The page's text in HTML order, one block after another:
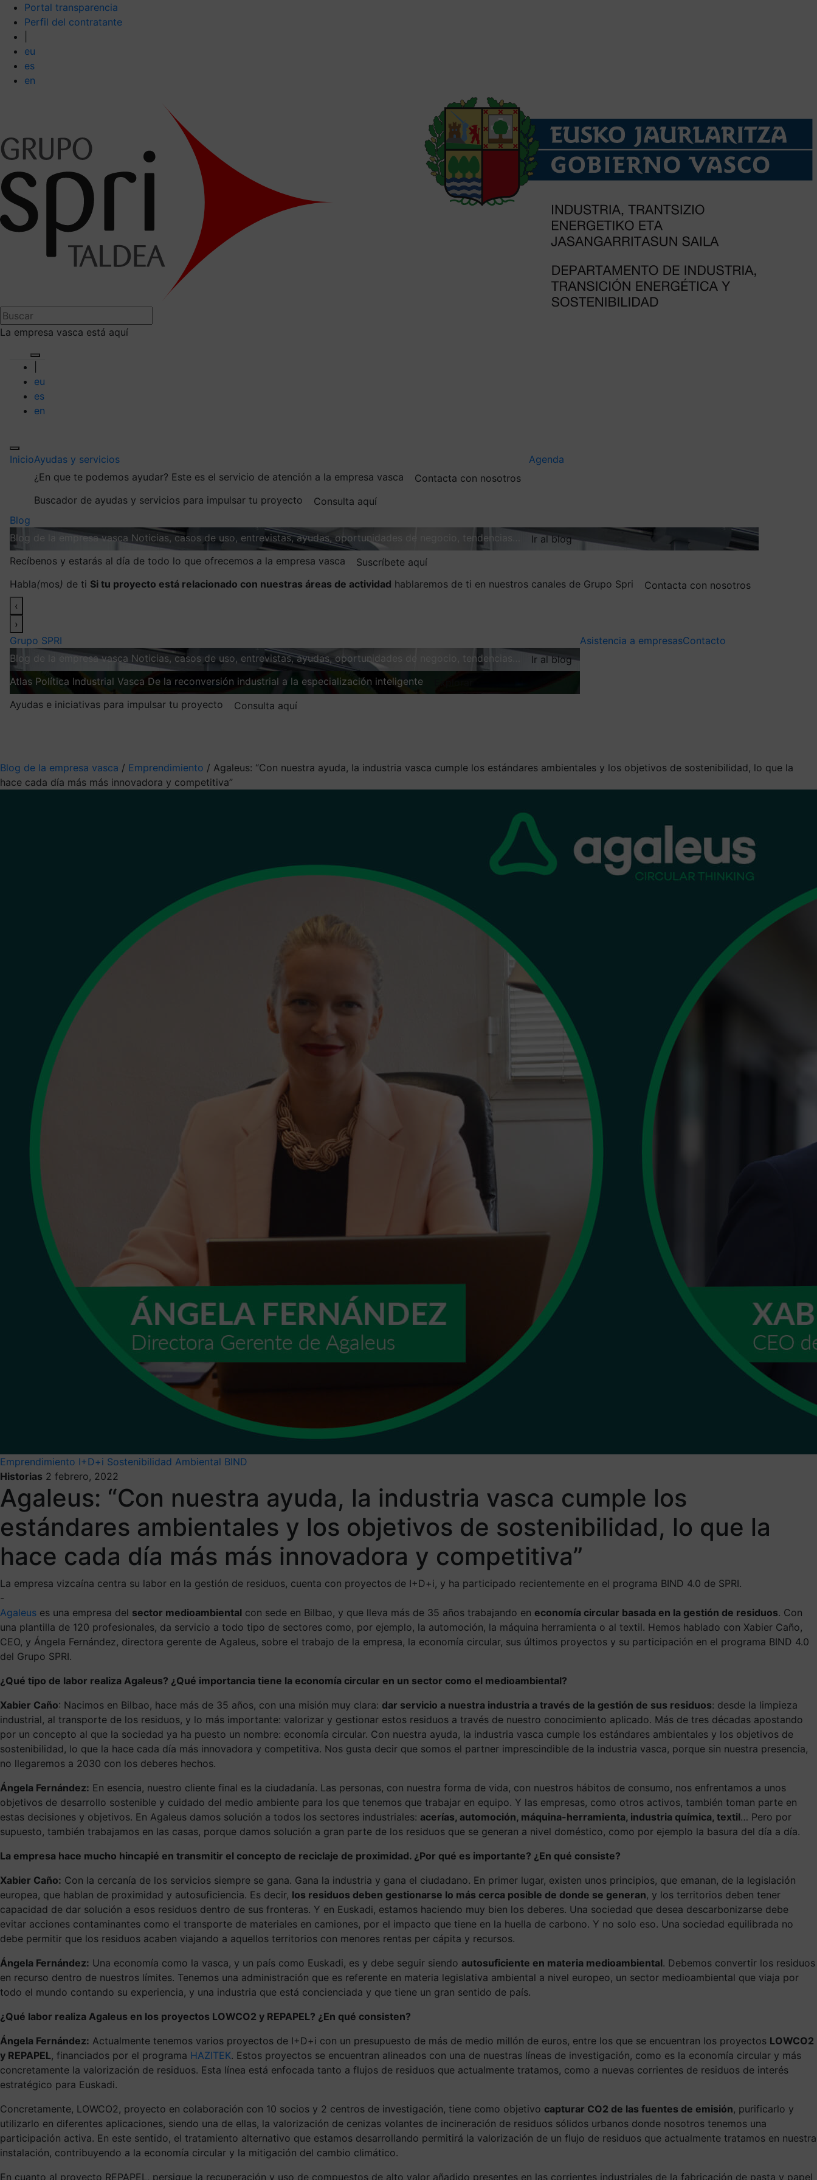
Portal transparencia
Perfil del contratante
eu
es
en
La empresa vasca está aquí
eu
es
en
InicioAyudas y servicios
¿En que te podemos ayudar? Este es el servicio de atención a la empresa vasca
Contacta con nosotros
Buscador de ayudas y servicios para impulsar tu proyecto
Consulta aquí
Agenda
Blog
Blog de la empresa vasca Noticias, casos de uso, entrevistas, ayudas, oportunidades de negocio, tendencias…
Ir al blog
Recíbenos y estarás al día de todo lo que ofrecemos a la empresa vasca
Suscríbete aquí
Habla(mos) de ti Si tu proyecto está relacionado con nuestras áreas de actividad hablaremos de ti en nuestros canales de Grupo Spri
Contacta con nosotros
‹
›
Grupo SPRI
Blog de la empresa vasca Noticias, casos de uso, entrevistas, ayudas, oportunidades de negocio, tendencias…
Ir al blog
Atlas Política Industrial Vasca De la reconversión industrial a la especialización inteligente
Ayudas e iniciativas para impulsar tu proyecto
Consulta aquí
Asistencia a empresasContacto
Blog de la empresa vasca / Emprendimiento / Agaleus: “Con nuestra ayuda, la industria vasca cumple los estándares ambientales y los objetivos de sostenibilidad, lo que la
hace cada día más más innovadora y competitiva”
Emprendimiento I+D+i Sostenibilidad Ambiental BIND
Historias 2 febrero, 2022
Agaleus: “Con nuestra ayuda, la industria vasca cumple los
estándares ambientales y los objetivos de sostenibilidad, lo que la
hace cada día más más innovadora y competitiva”
La empresa vizcaína centra su labor en la gestión de residuos, cuenta con proyectos de I+D+i, y ha participado recientemente en el programa BIND 4.0 de SPRI.
-
Agaleus es una empresa del sector medioambiental con sede en Bilbao, y que lleva más de 35 años trabajando en economía circular basada en la gestión de residuos. Con
una plantilla de 120 profesionales, da servicio a todo tipo de sectores como, por ejemplo, la automoción, la máquina herramienta o al textil. Hemos hablado con Xabier Caño,
CEO, y Ángela Fernández, directora gerente de Agaleus, sobre el trabajo de la empresa, la economía circular, sus últimos proyectos y su participación en el programa BIND 4.0
del Grupo SPRI.
¿Qué tipo de labor realiza Agaleus? ¿Qué importancia tiene la economía circular en un sector como el medioambiental?
Xabier Caño: Nacimos en Bilbao, hace más de 35 años, con una misión muy clara: dar servicio a nuestra industria a través de la gestión de sus residuos: desde la limpieza
industrial, al transporte de los residuos, y lo más importante: valorizar y gestionar estos residuos a través de nuestro conocimiento aplicado. Más de tres décadas apostando
por un concepto al que la sociedad ya ha puesto un nombre: economía circular. Con nuestra ayuda, la industria vasca cumple los estándares ambientales y los objetivos de
sostenibilidad, lo que la hace cada día más innovadora y competitiva. Nos gusta decir que somos el partner imprescindible de la industria vasca, porque sin nuestra presencia,
no llegaremos a 2030 con los deberes hechos.
Ángela Fernández: En esencia, nuestro cliente final es la ciudadanía. Las personas, con nuestra forma de vida, con nuestros hábitos de consumo, nos enfrentamos a unos
objetivos de desarrollo sostenible y cuidado del medio ambiente para los que tenemos que trabajar en equipo. Y las empresas, como otros activos, también toman parte en
estas decisiones y objetivos. En Agaleus damos solución a todos los sectores industriales: acerías, automoción, máquina-herramienta, industria química, textil… Pero por
supuesto, también trabajamos en las casas, porque damos solución a gran parte de los residuos que se generan a nivel doméstico, como por ejemplo la basura del día a día.
La empresa hace mucho hincapié en transmitir el concepto de reciclaje de proximidad. ¿Por qué es importante? ¿En qué consiste?
Xabier Caño: Con la cercanía de los servicios siempre se gana. Gana la industria y gana el ciudadano. En primer lugar, existen unos principios, que emanan, de la legislación
europea, que hablan de proximidad y autosuficiencia. Es decir, los residuos deben gestionarse lo más cerca posible de donde se generan, y los territorios deben tener
capacidad de dar solución a esos residuos dentro de sus fronteras. Y en Euskadi, estamos haciendo muy bien los deberes. Una sociedad que desea descarbonizarse debe
evitar acciones contaminantes como el transporte de materiales en camiones, por el impacto que tiene en la huella de carbono. Y no solo eso. Una sociedad equilibrada no
debe permitir que los residuos acaben viajando a aquellos territorios con menores rentas per cápita y recursos.
Ángela Fernández: Una economía como la vasca, y un país como Euskadi, es y debe seguir siendo autosuficiente en materia medioambiental. Debemos convertir los residuos
en recurso dentro de nuestros límites. Tenemos una administración que es referente en materia legislativa ambiental a nivel europeo, un sector medioambiental que viaja por
todo el mundo contando su experiencia, y una industria que está concienciada y que tiene un gran sentido de país.
¿Qué labor realiza Agaleus en los proyectos LOWCO2 y REPAPEL? ¿En qué consisten?
Ángela Fernández: Actualmente tenemos varios proyectos de I+D+i con un presupuesto de más de medio millón de euros, entre los que se encuentran los proyectos LOWCO2
y REPAPEL, financiados por el programa HAZITEK. Estos proyectos se encuentran alineados con una de nuestras líneas de investigación, como es la economía circular y más
concretamente la valorización de residuos. Esta línea está enfocada tanto a flujos de residuos que actualmente tratamos, como a nuevas corrientes de residuos de interés
estratégico para Euskadi.
Concretamente, LOWCO2, proyecto en colaboración con 10 socios y 2 centros de investigación, tiene como objetivo capturar CO2 de las fuentes de emisión, purificarlo y
utilizarlo en diferentes aplicaciones, siendo una de ellas, la valorización de cenizas volantes de incineración de residuos sólidos urbanos donde nosotros tenemos una
participación activa. En este sentido, el tratamiento alternativo que estamos desarrollando permitirá la valorización de un flujo de residuos que actualmente tratamos en nuestra
instalación, contribuyendo a la economía circular y la mitigación del cambio climático.
En cuanto al proyecto REPAPEL, persigue la recuperación y uso de compuestos de alto valor añadido presentes en las corrientes industriales de la fabricación de pasta y papel